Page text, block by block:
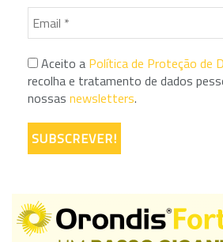
Aceito a Política de Proteção de
recolha e tratamento de dados
nossas newsletters.